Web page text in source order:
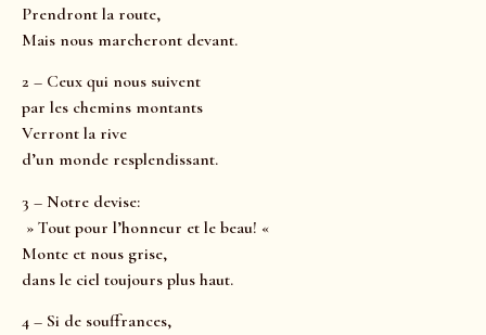
Prendront la route,
Mais nous marcheront devant.
2 – Ceux qui nous suivent
par les chemins montants
Verront la rive
d’un monde resplendissant.
3 – Notre devise:
» Tout pour l’honneur et le beau! «
Monte et nous grise,
dans le ciel toujours plus haut.
4 – Si de souffrances,